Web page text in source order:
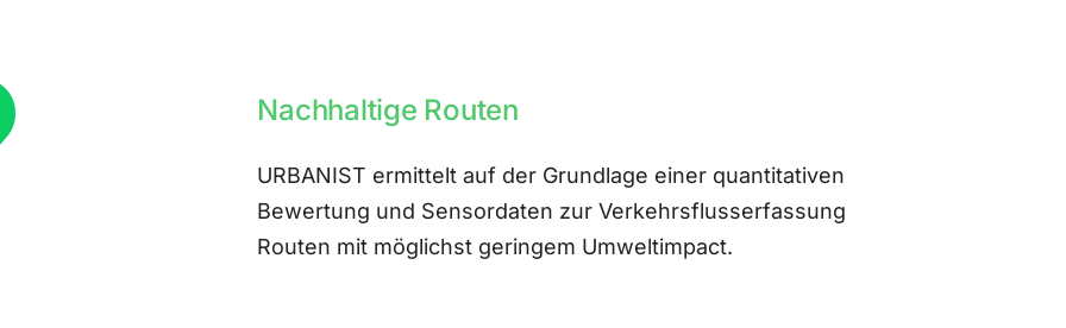
Nachhaltige Routen
URBANIST ermittelt auf der Grundlage einer quantitativen
Bewertung und Sensordaten zur Verkehrsflusserfassung
Routen mit möglichst geringem Umweltimpact.